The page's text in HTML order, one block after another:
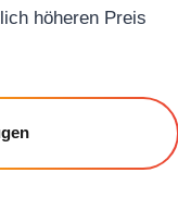
höheren Preis